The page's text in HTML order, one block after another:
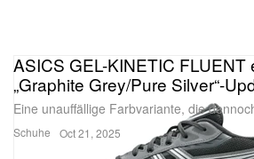
Schuhe
ASICS GEL-KINETIC FLUENT
„Graphite Grey/Pure Silver“-
Eine unauffällige Farbvariante, die
Oct 21, 2025